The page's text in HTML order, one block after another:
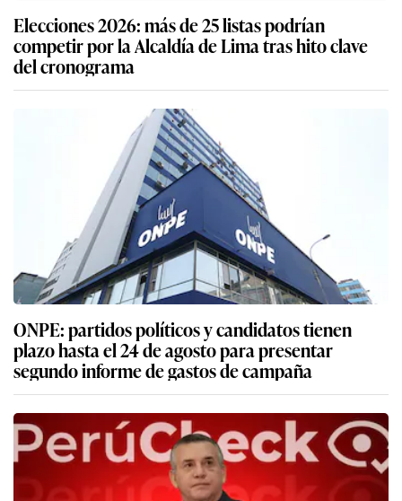
Elecciones 2026: más de 25 listas podrían
competir por la Alcaldía de Lima tras hito clave
del cronograma
ONPE: partidos políticos y candidatos tienen
plazo hasta el 24 de agosto para presentar
segundo informe de gastos de campaña